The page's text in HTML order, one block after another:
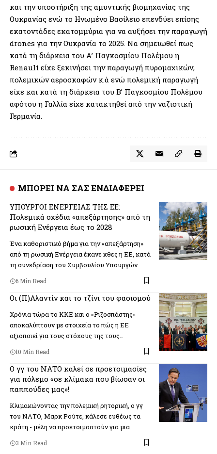
και την υποστήριξη της αμυντικής βιομηχανίας της
Ουκρανίας ενώ το Ηνωμένο Βασίλειο επενδύει επίσης
εκατοντάδες εκατομμύρια για να αυξήσει την παραγωγή
drones για την Ουκρανία το 2025. Να σημειωθεί πως
κατά τη διάρκεια του Α’ Παγκοσμίου Πολέμου η
Renault είχε ξεκινήσει την παραγωγή πυρομαχικών,
πολεμικών αεροσκαφών κ.ά ενώ πολεμική παραγωγή
είχε και κατά τη διάρκεια του Β’ Παγκοσμίου Πολέμου
αφότου η Γαλλία είχε κατακτηθεί από την ναζιστική
Γερμανία.
ΜΠΟΡΕΙ ΝΑ ΣΑΣ ΕΝΔΙΑΦΕΡΕΙ
ΥΠΟΥΡΓΟΙ ΕΝΕΡΓΕΙΑΣ ΤΗΣ ΕΕ:
Πολεμικά σχέδια «απεξάρτησης» από τη
ρωσική Ενέργεια έως το 2028
Ένα καθοριστικό βήμα για την «απεξάρτηση»
από τη ρωσική Ενέργεια έκανε χθες η ΕΕ, κατά
τη συνεδρίαση του Συμβουλίου Υπουργών…
6 Min Read
Οι (Π)Αλαντίν και το τζίνι του φασισμού
Χρόνια τώρα το ΚΚΕ και ο «Ριζοσπάστης»
αποκαλύπτουν με στοιχεία το πώς η ΕΕ
αξιοποιεί για τους στόχους της τους…
10 Min Read
O γγ του ΝΑΤΟ καλεί σε προετοιμασίες
για πόλεμο «σε κλίμακα που βίωσαν οι
παππούδες μας»!
Κλιμακώνοντας την πολεμική ρητορική, ο γγ
του ΝΑΤΟ, Μαρκ Ρούτε, κάλεσε ευθέως τα
κράτη - μέλη να προετοιμαστούν για μια…
3 Min Read